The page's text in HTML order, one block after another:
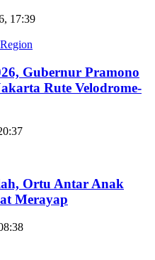
17:39
Gubernur Pramono
Rute Velodrome-
Ortu Antar Anak
Merayap